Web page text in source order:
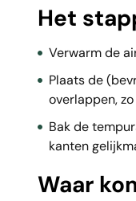
Het
Verwarm de
Plaats de
overlappen,
Bak de
kanten
Waar